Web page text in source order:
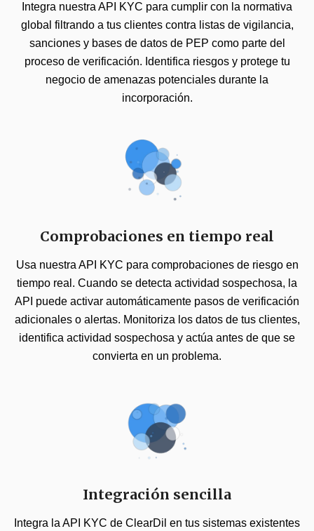
Integra nuestra API KYC para cumplir con la normativa
global filtrando a tus clientes contra listas de vigilancia,
sanciones y bases de datos de PEP como parte del
proceso de verificación. Identifica riesgos y protege tu
negocio de amenazas potenciales durante la
incorporación.
Comprobaciones en tiempo real
Usa nuestra API KYC para comprobaciones de riesgo en
tiempo real. Cuando se detecta actividad sospechosa, la
API puede activar automáticamente pasos de verificación
adicionales o alertas. Monitoriza los datos de tus clientes,
identifica actividad sospechosa y actúa antes de que se
convierta en un problema.
Integración sencilla
Integra la API KYC de ClearDil en tus sistemas existentes